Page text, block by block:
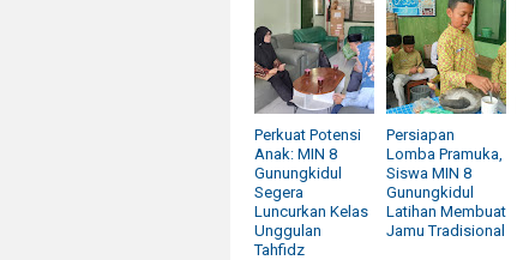
Perkuat Potensi
Anak: MIN 8
Gunungkidul
Segera
Luncurkan Kelas
Unggulan
Tahfidz
Persiapan
Lomba Pramuka,
Siswa MIN 8
Gunungkidul
Latihan Membuat
Jamu Tradisional